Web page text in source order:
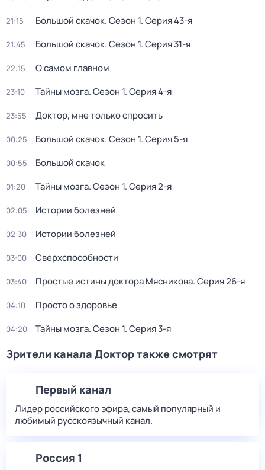
21:15 Большой скачок. Сезон 1. Серия 43-я
21:45 Большой скачок. Сезон 1. Серия 31-я
22:15 О самом главном
23:10 Тайны мозга. Сезон 1. Серия 4-я
23:55 Доктор, мне только спросить
00:25 Большой скачок. Сезон 1. Серия 5-я
00:55 Большой скачок
01:20 Тайны мозга. Сезон 1. Серия 2-я
02:05 Истории болезней
02:30 Истории болезней
03:00 Сверхспособности
03:40 Простые истины доктора Мясникова. Серия 26-я
04:10 Просто о здоровье
04:20 Тайны мозга. Сезон 1. Серия 3-я
Зрители канала Доктор также смотрят
Первый канал
Лидер российского эфира, самый популярный и
любимый русскоязычный канал.
Россия 1